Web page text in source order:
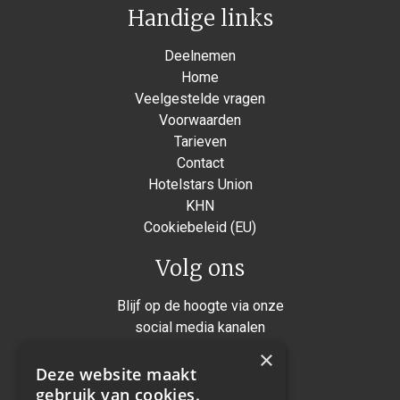
Handige links
Deelnemen
Home
Veelgestelde vragen
Voorwaarden
Tarieven
Contact
Hotelstars Union
KHN
Cookiebeleid (EU)
Volg ons
Blijf op de hoogte via onze
social media kanalen
Instagram
Facebook
×
Deze website maakt
gebruik van cookies.